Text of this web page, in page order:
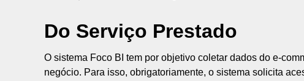
Do Serviço Prestado
O sistema Foco BI tem por objetivo coletar dados do e-
negócio. Para isso, obrigatoriamente, o sistema solicita